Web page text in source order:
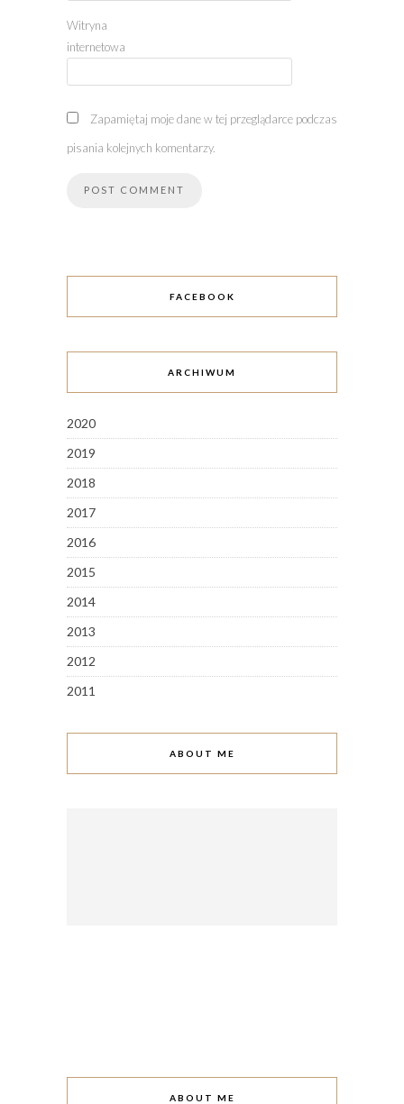
Witryna
internetowa
Zapamiętaj moje dane w tej przeglądarce podczas
pisania kolejnych komentarzy.
FACEBOOK
ARCHIWUM
2020
2019
2018
2017
2016
2015
2014
2013
2012
2011
ABOUT ME
ABOUT ME